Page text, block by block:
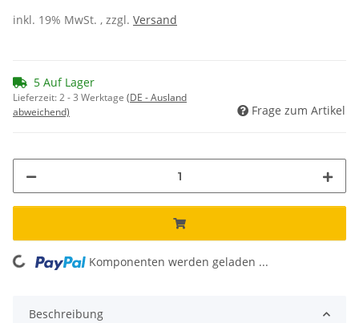
inkl. 19% MwSt. , zzgl. Versand
5 Auf Lager
Lieferzeit:2 - 3 Werktage (DE - Ausland
abweichend)
Frage zum Artikel
Komponenten werden geladen ...
Beschreibung